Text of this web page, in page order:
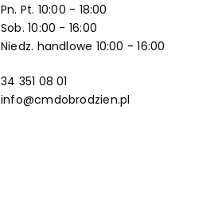
Pn. Pt. 10:00 - 18:00
Sob. 10:00 - 16:00
Niedz. handlowe 10:00 - 16:00
34 351 08 01
info@cmdobrodzien.pl